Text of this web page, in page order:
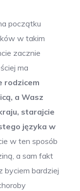
początku
w takim
zacznie
ma
rodzicem
a Wasz
starajcie
języka w
w ten sposób
a sam fakt
byciem bardziej